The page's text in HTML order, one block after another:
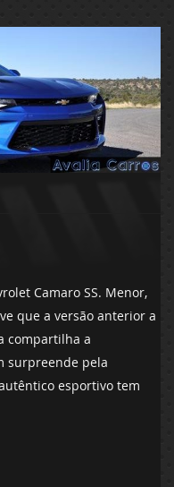
Camaro SS. Menor,
que a versão anterior a
compartilha a
surpreende pela
esportivo tem